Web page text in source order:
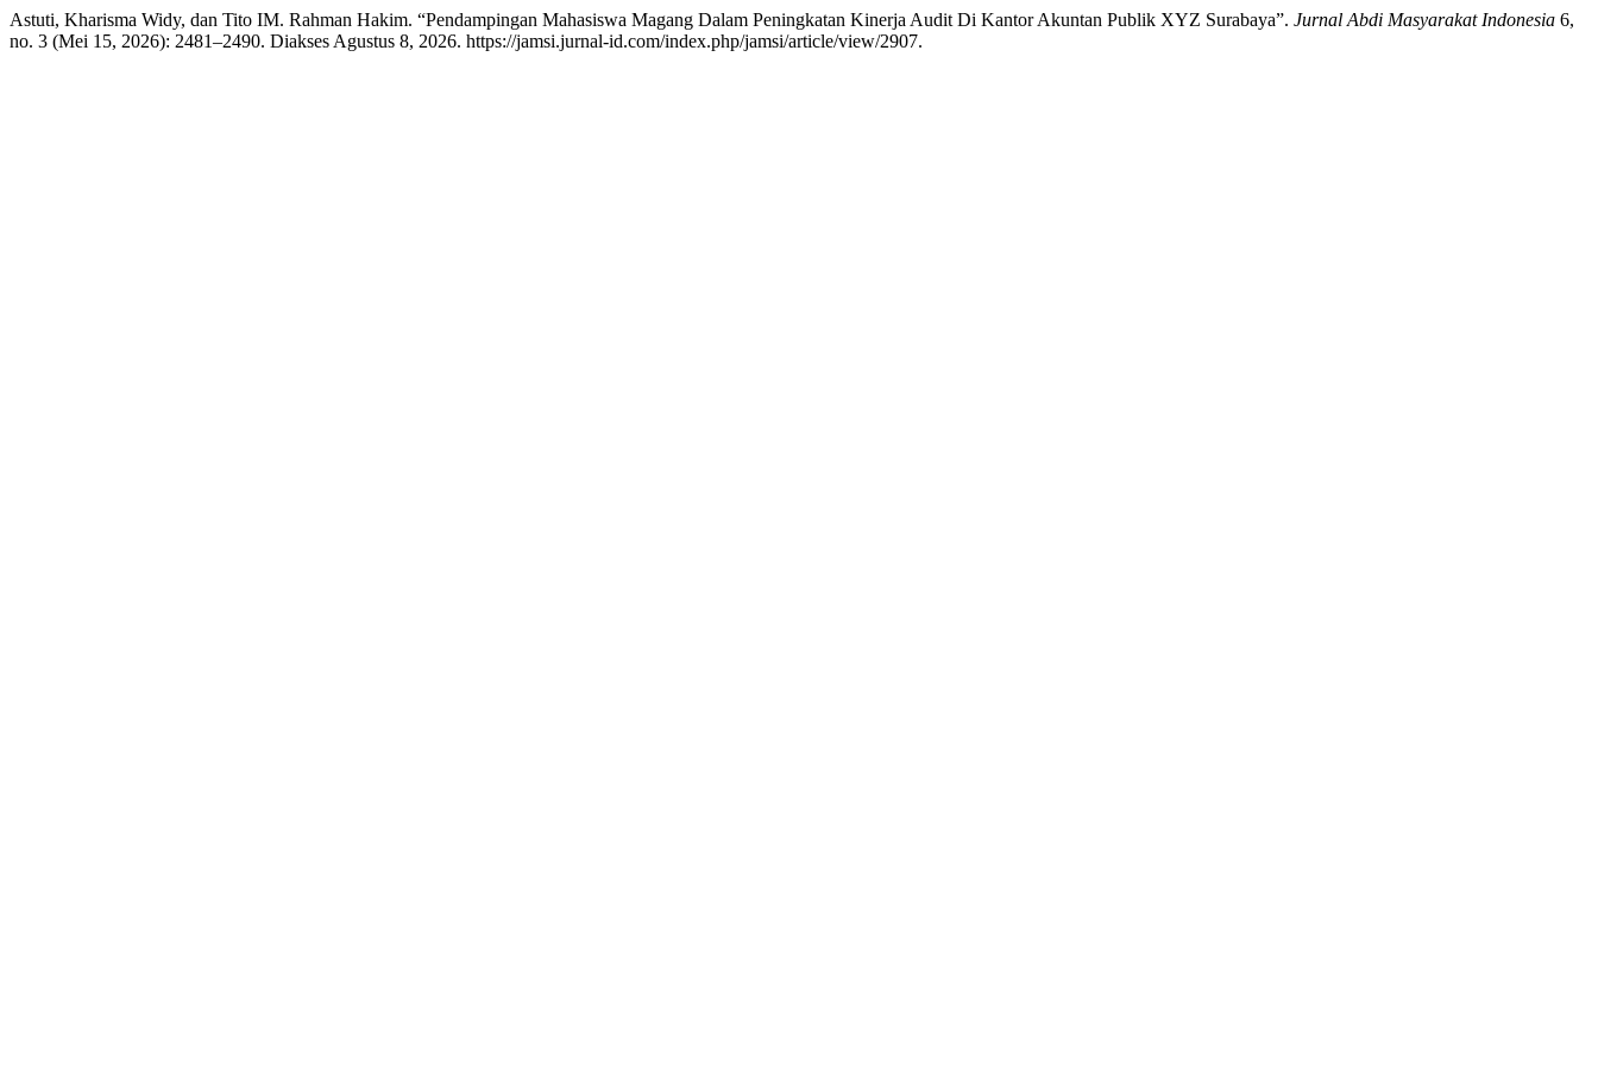
Astuti, Kharisma Widy, dan Tito IM. Rahman Hakim. “Pendampingan Mahasiswa Magang Dalam Peningkatan Kinerja Audit Di Kantor Akuntan Publik XYZ Surabaya”. Jurnal Abdi Masyarakat Indonesia 6,
no. 3 (Mei 15, 2026): 2481–2490. Diakses Agustus 8, 2026. https://jamsi.jurnal-id.com/index.php/jamsi/article/view/2907.